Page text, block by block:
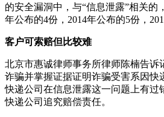
的安全漏洞中，与“信息泄露”相关的
年公布的4份，2014年公布的5份，
客户可索赔但比较难
北京市惠诚律师事务所律师陈楠告诉
诈骗并掌握证据证明诈骗受害系因快
快递公司在信息泄露这一问题上有过
快递公司追究赔偿责任。